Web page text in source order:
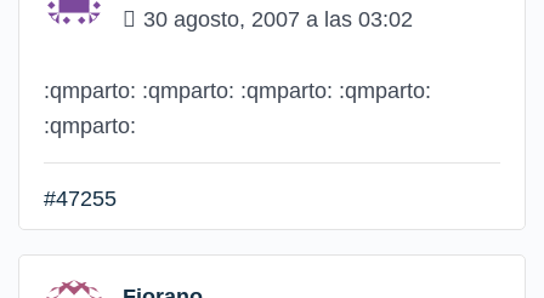
30 agosto, 2007 a las 03:02
:qmparto: :qmparto: :qmparto: :qmparto:
:qmparto:
#47255